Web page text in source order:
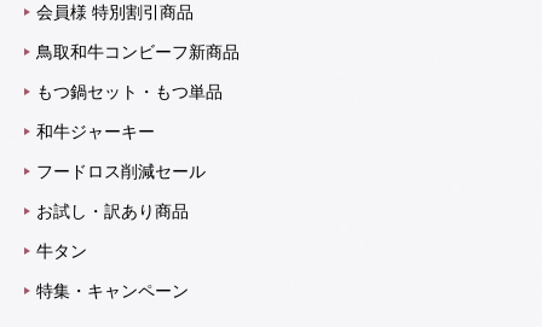
会員様 特別割引商品
鳥取和牛コンビーフ新商品
もつ鍋セット・もつ単品
和牛ジャーキー
フードロス削減セール
お試し・訳あり商品
牛タン
特集・キャンペーン